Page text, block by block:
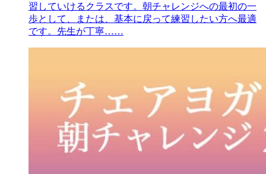
習していけるクラスです。朝チャレンジへの最初の一
歩として、または、基本に戻って練習したい方へ最適
です。先生が丁寧……